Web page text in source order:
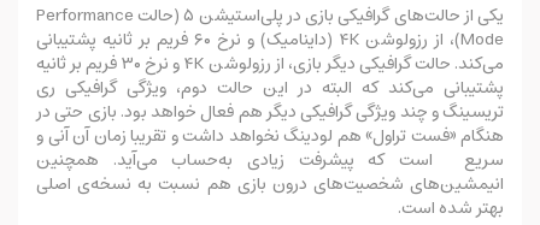
یکی از حالت‌های گرافیکی بازی در پلی‌استیشن ۵ (حالت Performance
Mode)، از رزولوشن ۴K (داینامیک) و نرخ ۶۰ فریم بر ثانیه پشتیبانی
می‌کند. حالت گرافیکی دیگر بازی، از رزولوشن ۴K و نرخ ۳۰ فریم بر ثانیه
پشتیبانی می‌کند که البته در این حالت دوم، ویژگی گرافیکی ری
تریسینگ و چند ویژگی گرافیکی دیگر هم فعال خواهد بود. بازی حتی در
هنگام «فست تراول» هم لودینگ نخواهد داشت و تقریبا زمان آن آنی و
سریع است که پیشرفت زیادی به‌حساب می‌آید. همچنین
انیمشین‌های شخصیت‌های درون بازی هم نسبت به نسخه‌ی اصلی
بهتر شده است.